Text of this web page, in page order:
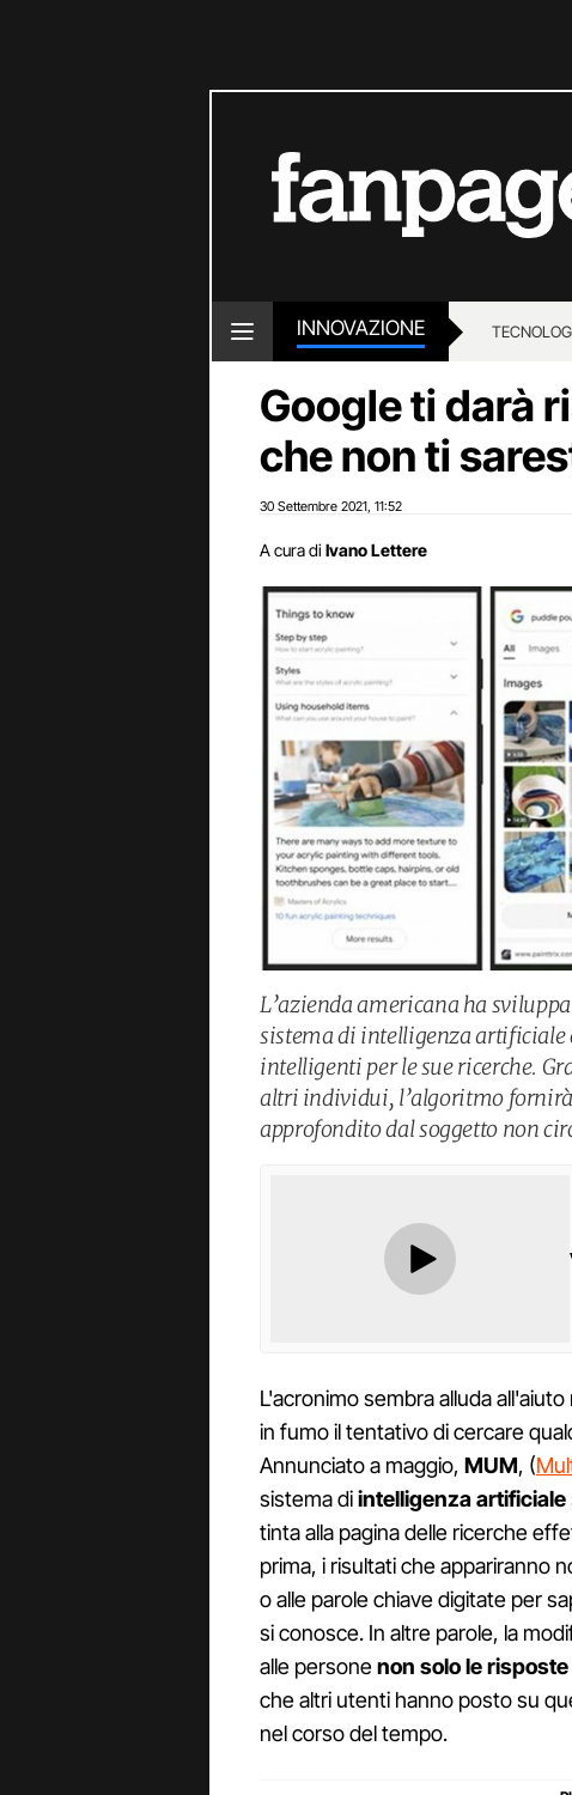
INNOVAZIONE
Google ti darà
che non ti
30 Settembre 2021 11:52
A cura di Ivano Lettere
L’azienda americana ha
sistema di intelligenza artificiale
intelligenti per le sue ricerche.
altri individui, l’algoritmo
approfondito dal soggetto non
L'acronimo sembra alluda
in fumo il tentativo di cercare
Annunciato a maggio, MUM, (
sistema diintelligenza artificiale
tinta alla pagina delle ricerche
prima, i risultati che appariranno
o alle parole chiave digitate per
si conosce. In altre parole, la
alle personenon solo le risposte
che altri utenti hanno posto su
nel corso del tempo.